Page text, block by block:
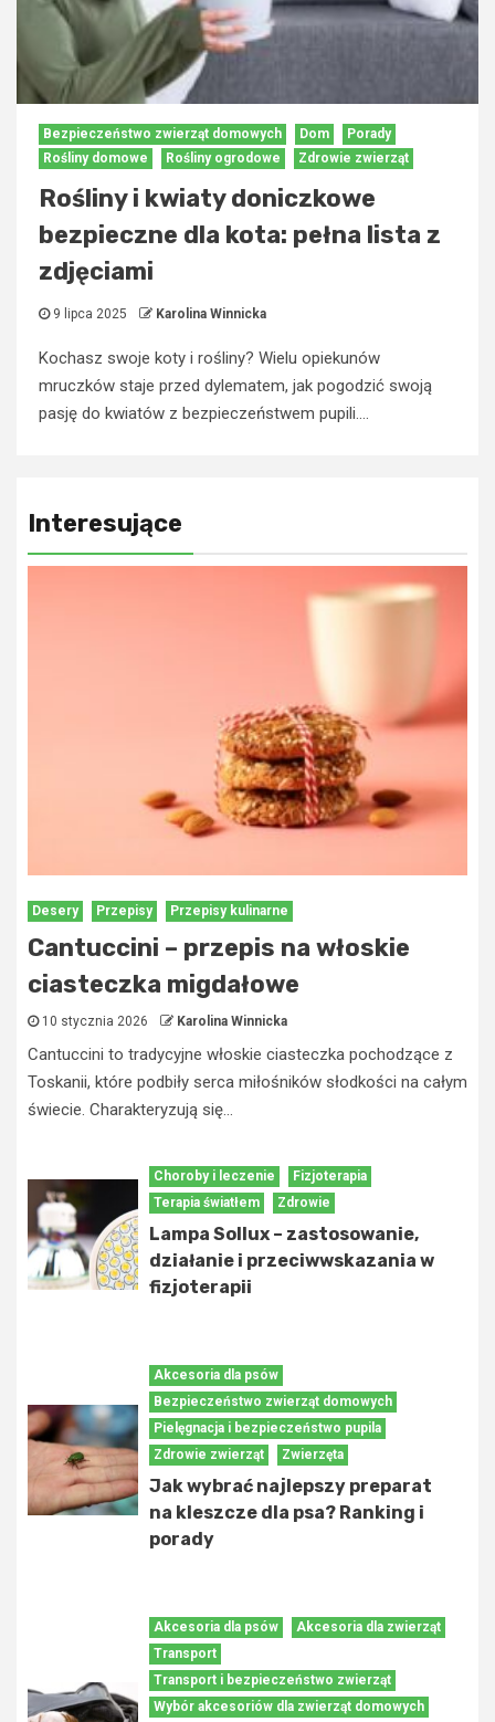
Bezpieczeństwo zwierząt domowych Dom
Porady
Rośliny domowe
Rośliny ogrodowe Zdrowie zwierząt
Rośliny i kwiaty doniczkowe
bezpieczne dla kota: pełna lista z
zdjęciami
9 lipca 2025 Karolina Winnicka
Kochasz swoje koty i rośliny? Wielu opiekunów
mruczków staje przed dylematem, jak pogodzić swoją
pasję do kwiatów z bezpieczeństwem pupili....
Interesujące
Desery Przepisy Przepisy kulinarne
Cantuccini – przepis na włoskie
ciasteczka migdałowe
10 stycznia 2026 Karolina Winnicka
Cantuccini to tradycyjne włoskie ciasteczka pochodzące z
Toskanii, które podbiły serca miłośników słodkości na całym
świecie. Charakteryzują się...
Choroby i leczenie
Fizjoterapia
Terapia światłem
Zdrowie
Lampa Sollux – zastosowanie,
działanie i przeciwwskazania w
fizjoterapii
Akcesoria dla psów
Bezpieczeństwo zwierząt domowych
Pielęgnacja i bezpieczeństwo pupila
Zdrowie zwierząt
Zwierzęta
Jak wybrać najlepszy preparat
na kleszcze dla psa? Ranking i
porady
Akcesoria dla psów
Akcesoria dla zwierząt
Transport
Transport i bezpieczeństwo zwierząt
Wybór akcesoriów dla zwierząt domowych